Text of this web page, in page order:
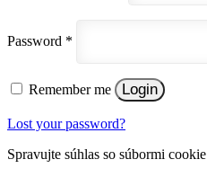
Password *
Remember me Login
Lost your password?
Spravujte súhlas so súbormi cookie